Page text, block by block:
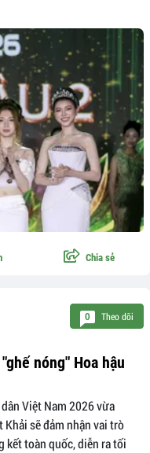
Chia sẻ
0 Theo dõi
nóng" Hoa hậu
Việt Nam 2026 vừa
sẽ đảm nhận vai trò
kết toàn quốc, diễn ra tối